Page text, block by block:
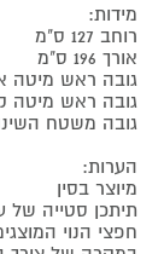
מידות:
רוחב 127 ס"מ
אורך 196 ס"מ
גובה ראש מיטה אחורי
גובה ראש מיטה קדמי
גובה משטח השינה
הערות:
מיוצר בסין
תיתכן סטייה של עד 2%
חפצי הנוי